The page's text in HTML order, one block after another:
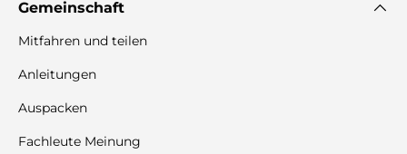
Gemeinschaft
Mitfahren und teilen
Anleitungen
Auspacken
Fachleute Meinung